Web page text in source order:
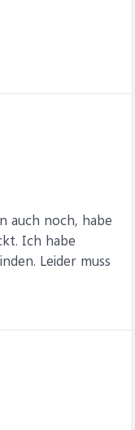
auch noch, habe
Ich habe
Leider muss